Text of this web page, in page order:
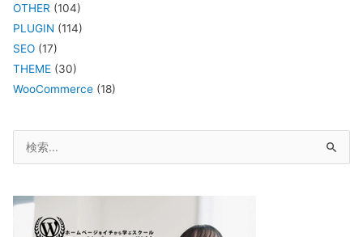
OTHER (104)
PLUGIN (114)
SEO (17)
THEME (30)
WooCommerce (18)
象: